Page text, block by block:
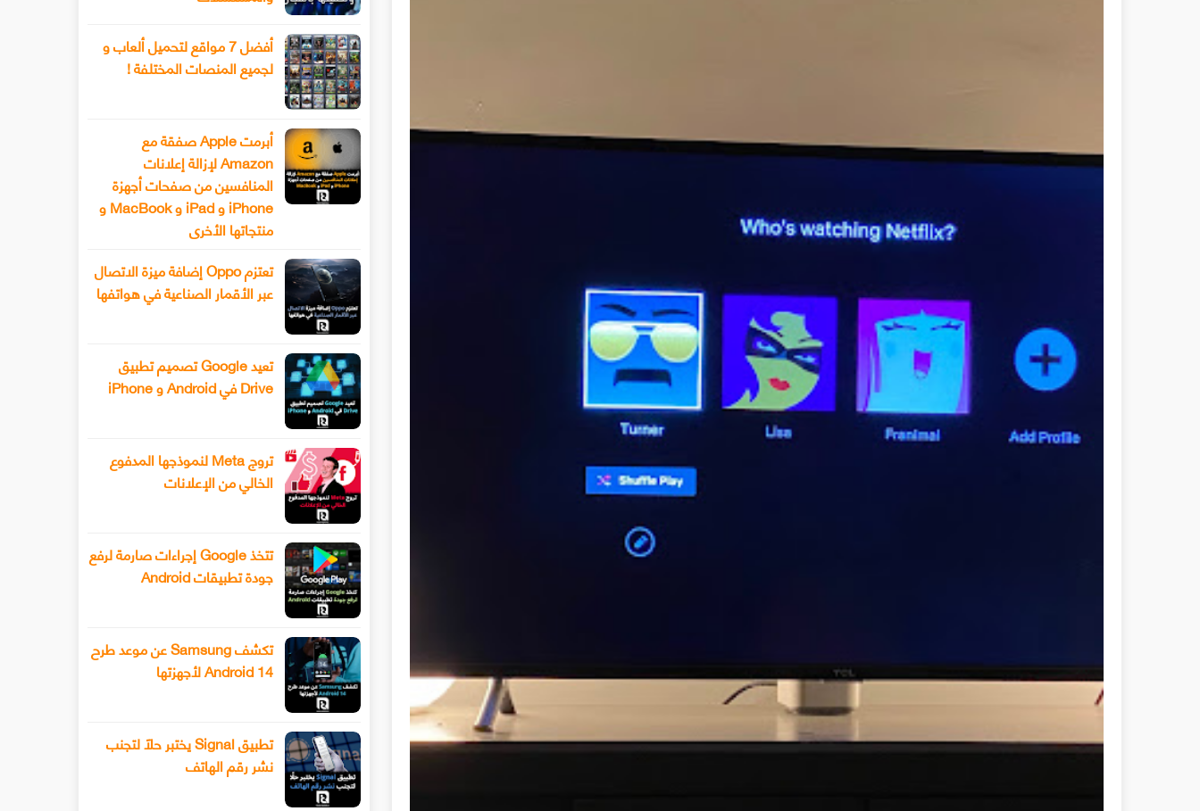
أفضل 7 مواقع لتحميل ألعاب و
لجميع المنصات المختلفة !
أبرمت Apple صفقة مع
Amazon لإزالة إعلانات
المنافسين من صفحات أجهزة
iPhone و iPad و MacBook و
منتجاتها الأخرى
تعتزم Oppo إضافة ميزة الاتصال
عبر الأقمار الصناعية في هواتفها
تعيد Google تصميم تطبيق
Drive في Android و iPhone
تروج Meta لنموذجها المدفوع
الخالي من الإعلانات
تتخذ Google إجراءات صارمة لرفع
جودة تطبيقات Android
تكشف Samsung عن موعد طرح
Android 14 لأجهزتها
تطبيق Signal يختبر حلًا لتجنب
نشر رقم الهاتف